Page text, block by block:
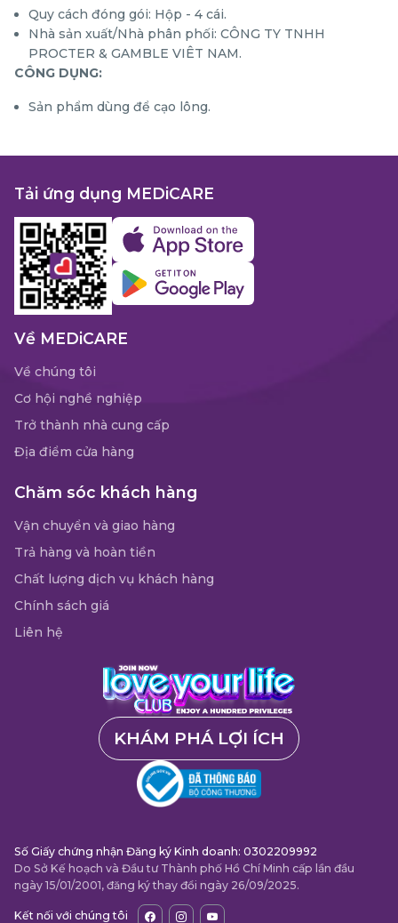
Quy cách đóng gói: Hộp - 4 cái.
Nhà sản xuất/Nhà phân phối: CÔNG TY TNHH
PROCTER & GAMBLE VIÊT NAM.
CÔNG DỤNG:
Sản phẩm dùng để cạo lông.
Tải ứng dụng MEDiCARE
Về MEDiCARE
Về chúng tôi
Cơ hội nghề nghiệp
Trở thành nhà cung cấp
Địa điểm cửa hàng
Chăm sóc khách hàng
Vận chuyển và giao hàng
Trả hàng và hoàn tiền
Chất lượng dịch vụ khách hàng
Chính sách giá
Liên hệ
KHÁM PHÁ LỢI ÍCH
Số Giấy chứng nhận Đăng ký Kinh doanh: 0302209992
Do Sở Kế hoạch và Đầu tư Thành phố Hồ Chí Minh cấp lần đầu
ngày 15/01/2001, đăng ký thay đổi ngày 26/09/2025.
Kết nối với chúng tôi